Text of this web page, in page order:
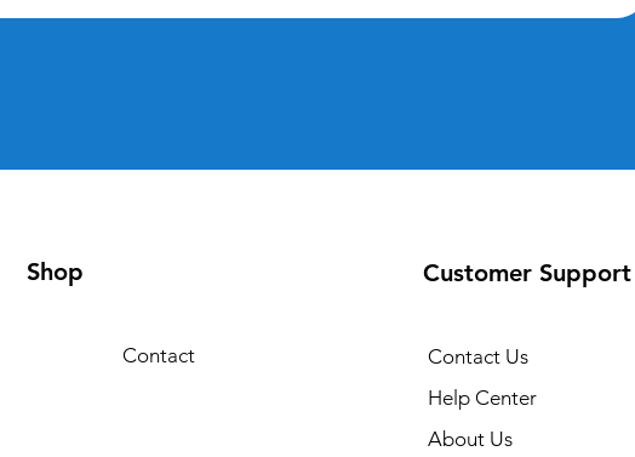
Shop
Contact
Customer Support
Contact Us
Help Center
About Us